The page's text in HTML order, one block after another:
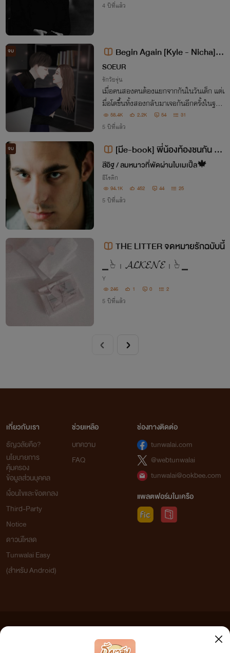
4 ปีที่แล้ว
จบ
Begin Again [Kyle - Nicha]
(มีE-Bookแล้วน๊า)
SOEUR
รักวัยรุ่น
เมื่อคนสองคนต้องแยกจากกันในวันเด็ก แต่เ
มื่อโตขึ้นทั้งสองกลับมาเจอกันอีกครั้งในฐาน
ะเจ้านายกับเด็กฝึกงาน ความสัมพันธ์ของทั้ง
สองจะเป็นอย่างไร ติดตามกันได้เลย...
58.4K 2.2K 54 31
5 ปีที่แล้ว
จบ
[มีe-book] พี่น้องท้องชนกัน N
C 25+++ ( ไคล์+ลิซ่า ) พระเอกหื่นม
าก,นางเอกร้าย
สีอิฐ / ลมหนาวที่พัดผ่านใบเมเปิ้ล🍁
อีโรติก
94.1K 452 44 25
5 ปีที่แล้ว
THE LITTER จดหมายรักฉบับนี้
⎯̲ 𓊸 ᛧ 𝓐𝓛𝓚𝓔𝓝𝓔 ᛧ 𓊸 ⎯̲
Y
246 1 0 2
5 ปีที่แล้ว
เกี่ยวกับเรา
ธัญวลัยคือ?
นโยบายการ
คุ้มครอง
ข้อมูลส่วนบุคคล
เงื่อนไขและข้อตกลง
Third-Party
Notice
ดาวน์โหลด
Tunwalai Easy
(สำหรับ Android)
ช่วยเหลือ
บทความ
FAQ
ช่องทางติดต่อ
tunwalai.com
@webtunwalai
tunwalai@ookbee.com
แพลตฟอร์มในเครือ
เว็บไซต์แห่งนี้ไม่ได้เห็นด้วยและไม่ขอรับผิดชอบต่อข้อความใดๆ ทั้งสิ้น ดังนั้นผู้อ่านทุกท่านโปรดใช้